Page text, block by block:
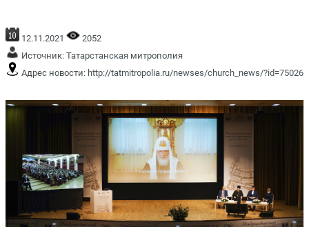
12.11.2021
2052
Источник: Татарстанская митрополия
Адрес новости: http://tatmitropolia.ru/newses/church_news/?id=75026